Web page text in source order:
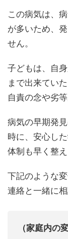
この病気は、
が多いため、
せん。
子どもは、自
まで出来てい
自責の念や劣
病気の早期発
時に、安心し
体制も早く整
下記のような
連絡と一緒に
（家庭内の